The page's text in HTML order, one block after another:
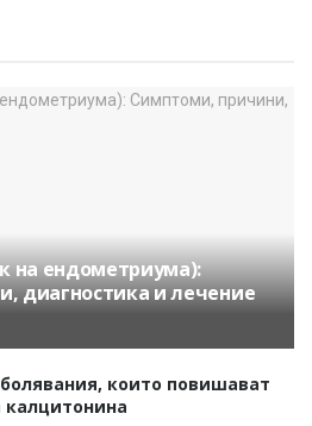
на ендометриума):
диагностика и лечение
които повишават
калцитонина